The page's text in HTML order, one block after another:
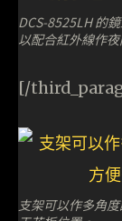
DCS-8525LH 的
以配合紅外線作夜
[/
支架可以作多角